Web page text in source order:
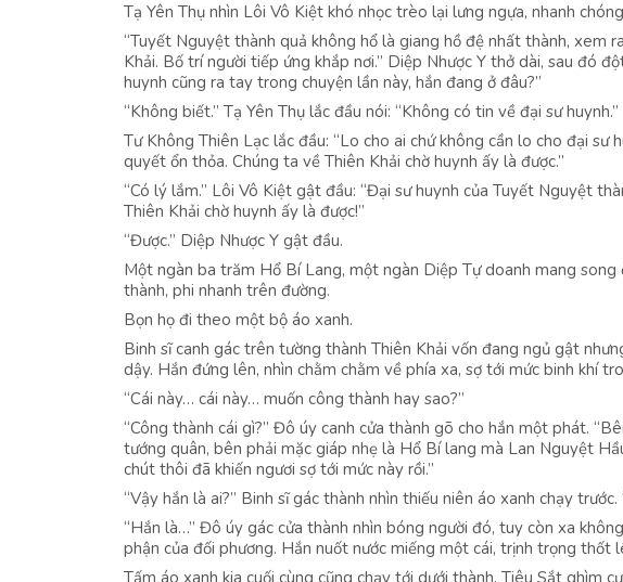
Tạ Yên Thụ nhìn Lôi Vô Kiệt khó nhọc trèo lại lưng ngựa, nhanh
“Tuyết Nguyệt thành quả không hổ là giang hồ đệ nhất thành, xem
Khải. Bố trí người tiếp ứng khắp nơi.” Diệp Nhược Y thở dài, sau đó
huynh cũng ra tay trong chuyện lần này, hắn đang ở đâu?”
“Không biết.” Tạ Yên Thụ lắc đầu nói: “Không có tin về đại sư huynh.”
Tư Không Thiên Lạc lắc đầu: “Lo cho ai chứ không cần lo cho đại sư
quyết ổn thỏa. Chúng ta về Thiên Khải chờ huynh ấy là được.”
“Có lý lắm.” Lôi Vô Kiệt gật đầu: “Đại sư huynh của Tuyết Nguyệt
Thiên Khải chờ huynh ấy là được!”
“Được.” Diệp Nhược Y gật đầu.
Một ngàn ba trăm Hổ Bí Lang, một ngàn Diệp Tự doanh mang
thành, phi nhanh trên đường.
Bọn họ đi theo một bộ áo xanh.
Binh sĩ canh gác trên tường thành Thiên Khải vốn đang ngủ gật
dậy. Hắn đứng lên, nhìn chằm chằm về phía xa, sợ tới mức binh khí
“Cái này… cái này… muốn công thành hay sao?”
“Công thành cái gì?” Đô úy canh cửa thành gõ cho hắn một phát.
tướng quân, bên phải mặc giáp nhẹ là Hổ Bí lang mà Lan Nguyệt
chút thôi đã khiến ngươi sợ tới mức này rồi.”
“Vậy hắn là ai?” Binh sĩ gác thành nhìn thiếu niên áo xanh chạy
“Hắn là…” Đô úy gác cửa thành nhìn bóng người đó, tuy còn xa
phận của đối phương. Hắn nuốt nước miếng một cái, trịnh trọng thốt
Tấm áo xanh kia cuối cùng cũng chạy tới dưới thành. Tiêu Sắt ghìm